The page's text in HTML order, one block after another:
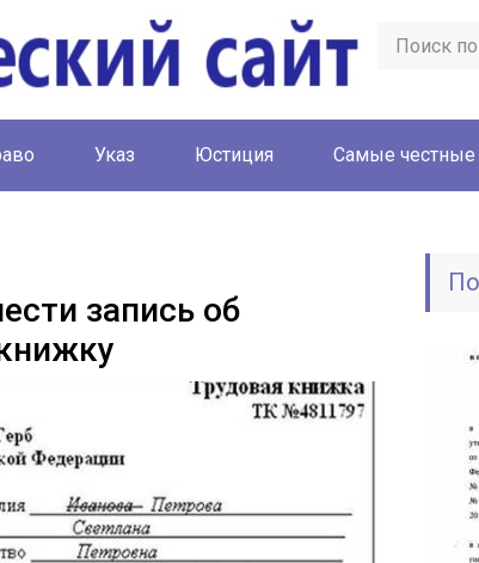
Указ Юстиция Cамые честные
запись об